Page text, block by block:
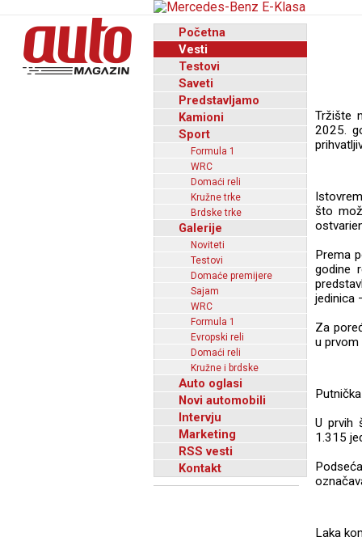
Početna
Vesti
Testovi
Saveti
Predstavljamo
Kamioni
Sport
Formula 1
WRC
Domaći reli
Kružne trke
Brdske trke
Galerije
Noviteti
Testovi
Domaće premijere
Sajam
WRC
Formula 1
Evropski reli
Domaći reli
Kružne i brdske
Auto oglasi
Novi automobili
Intervju
Marketing
RSS vesti
Kontakt
Tržište
2025.
što
Prema
godine
jedinica
Za
u
U prvih
1.315
Laka